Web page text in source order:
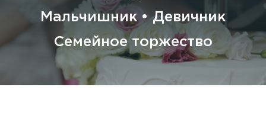
Мальчишник • Девичник
Семейное торжество